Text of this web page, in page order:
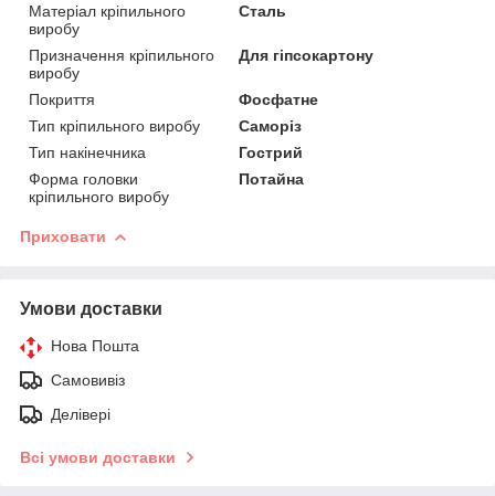
Матеріал кріпильного
виробу
Сталь
Призначення кріпильного
виробу
Для гіпсокартону
Покриття
Фосфатне
Тип кріпильного виробу
Саморіз
Тип накінечника
Гострий
Форма головки
кріпильного виробу
Потайна
Приховати
Умови доставки
Нова Пошта
Самовивіз
Делівері
Всі умови доставки